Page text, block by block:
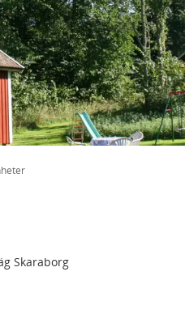
Skaraborg